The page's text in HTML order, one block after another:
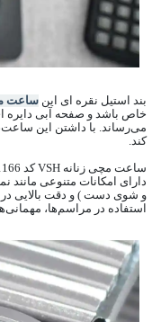
بند استیل نقره ای این ساعت
خاص باشد و صفحه آبی دایره
می‌رساند. با داشتن این ساعت،
کند.
دارای امکانات متنوعی
و شوی دست ) و دقت بالایی
استفاده در مراسم‌ها،